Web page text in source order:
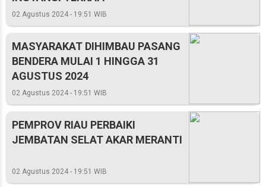
02 Agustus 2024 - 19:51 WIB
MASYARAKAT DIHIMBAU PASANG
BENDERA MULAI 1 HINGGA 31
AGUSTUS 2024
02 Agustus 2024 - 19:51 WIB
PEMPROV RIAU PERBAIKI
JEMBATAN SELAT AKAR MERANTI
02 Agustus 2024 - 19:51 WIB